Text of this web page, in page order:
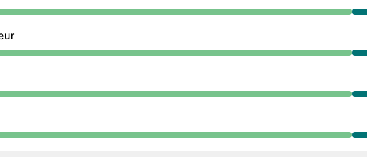
6:00 PM à 8:00 PM
6:00 PM à 8:00 PM
6:00 PM à 8:00 PM
6:00 PM à 8:00 PM